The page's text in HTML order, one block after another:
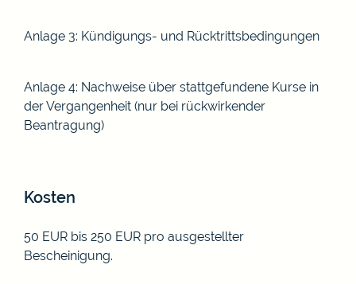
Anlage 3: Kündigungs- und Rücktrittsbedingungen
Anlage 4: Nachweise über stattgefundene Kurse in
der Vergangenheit (nur bei rückwirkender
Beantragung)
Kosten
50 EUR bis 250 EUR pro ausgestellter
Bescheinigung.